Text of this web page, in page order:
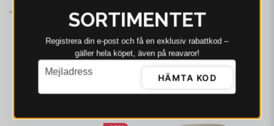
BLOOMINGVILLE
Bloomingville Paddy
Bordslampa Rosa Glas
BLOOMINGVILLE
Bloomingville Kinoko
Bordslampa Gul Glas Ø30
cm
SORTIMENTET
Registrera din e‑post och få en exklusiv rabattkod –
gäller hela köpet, även på reavaror!
email
Mejladress
HÄMTA KOD